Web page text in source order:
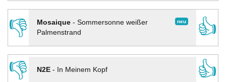
👎
neu
Mosaique- Sommersonne weißer
Palmenstrand
👍
👎
N2E- In Meinem Kopf
👍